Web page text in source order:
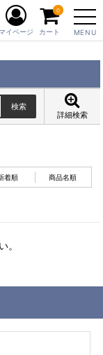
MENU
イページ カート
0
詳細検索
着順 商品名順
。